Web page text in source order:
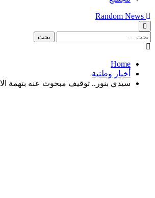
Random News
البحث
عن:
Home
أخبار وطنية
سيدي بنور.. توقيف مبحوث عنه بتهمة